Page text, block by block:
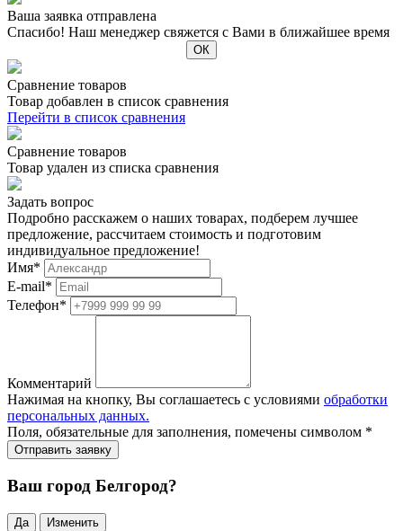
Ваша заявка отправлена
Спасибо! Наш менеджер свяжется с Вами в ближайшее время
Сравнение товаров
Товар добавлен в список сравнения
Перейти в список сравнения
Сравнение товаров
Товар удален из списка сравнения
Задать вопрос
Подробно расскажем о наших товарах, подберем лучшее
предложение, рассчитаем стоимость и подготовим
индивидуальное предложение!
Имя*
E-mail*
Телефон*
Комментарий
Нажимая на кнопку, Вы соглашаетесь с условиями обработки
персональных данных.
Поля, обязательные для заполнения, помечены символом *
Ваш город Белгород?
Да Изменить